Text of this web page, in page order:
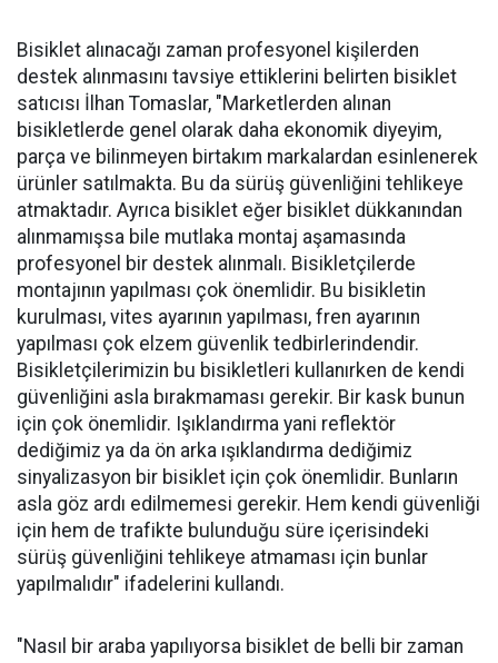
Bisiklet alınacağı zaman profesyonel kişilerden
destek alınmasını tavsiye ettiklerini belirten bisiklet
satıcısı İlhan Tomaslar, "Marketlerden alınan
bisikletlerde genel olarak daha ekonomik diyeyim,
parça ve bilinmeyen birtakım markalardan esinlenerek
ürünler satılmakta. Bu da sürüş güvenliğini tehlikeye
atmaktadır. Ayrıca bisiklet eğer bisiklet dükkanından
alınmamışsa bile mutlaka montaj aşamasında
profesyonel bir destek alınmalı. Bisikletçilerde
montajının yapılması çok önemlidir. Bu bisikletin
kurulması, vites ayarının yapılması, fren ayarının
yapılması çok elzem güvenlik tedbirlerindendir.
Bisikletçilerimizin bu bisikletleri kullanırken de kendi
güvenliğini asla bırakmaması gerekir. Bir kask bunun
için çok önemlidir. Işıklandırma yani reflektör
dediğimiz ya da ön arka ışıklandırma dediğimiz
sinyalizasyon bir bisiklet için çok önemlidir. Bunların
asla göz ardı edilmemesi gerekir. Hem kendi güvenliği
için hem de trafikte bulunduğu süre içerisindeki
sürüş güvenliğini tehlikeye atmaması için bunlar
yapılmalıdır" ifadelerini kullandı.
"Nasıl bir araba yapılıyorsa bisiklet de belli bir zaman